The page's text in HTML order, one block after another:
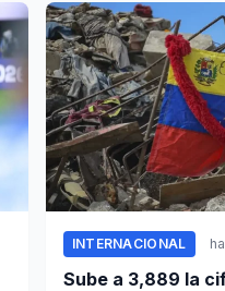
INTERNACIONAL
Sube a 3,889 la